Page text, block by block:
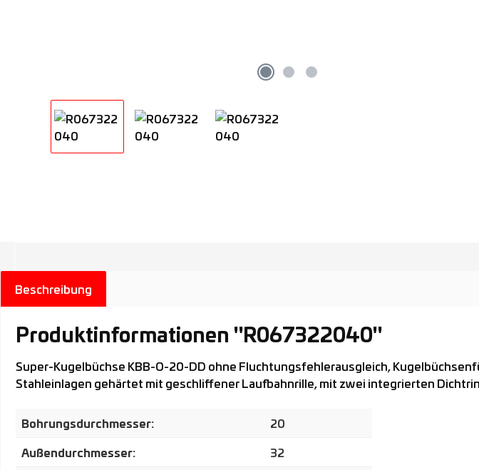
Beschreibung
Produktinformationen "R067322040"
Super-Kugelbüchse KBB-O-20-DD ohne Fluchtungsfehlerausgleich,
Stahleinlagen gehärtet mit geschliffener Laufbahnrille, mit zwei integrierten
Bohrungsdurchmesser: 20
Außendurchmesser: 32